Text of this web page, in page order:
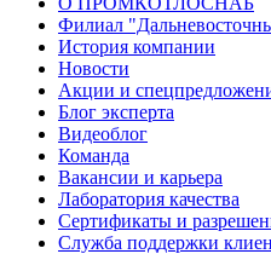
Филиал
История компании
Новости
Акции и
Блог эксперта
Видеоблог
Команда
Вакансии и карьера
Лаборатория качества
Сертификаты и
Служба поддержки